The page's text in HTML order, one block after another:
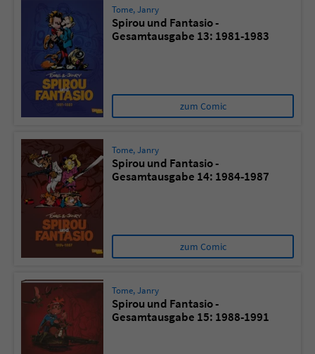
Tome,Janry
Spirou und Fantasio -
Gesamtausgabe 13: 1981-1983
zum Comic
Tome,Janry
Spirou und Fantasio -
Gesamtausgabe 14: 1984-1987
zum Comic
Tome,Janry
Spirou und Fantasio -
Gesamtausgabe 15: 1988-1991